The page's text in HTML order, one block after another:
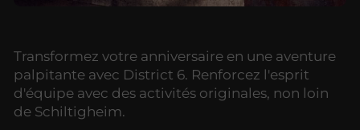
Transformez votre anniversaire en une aventure
palpitante avec District 6. Renforcez l'esprit
d'équipe avec des activités originales, non loin
de Schiltigheim.